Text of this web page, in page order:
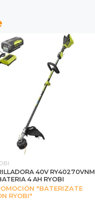
40V RY40270VNM
4 AH RYOBI
"BATERIZATE
RYOBI"